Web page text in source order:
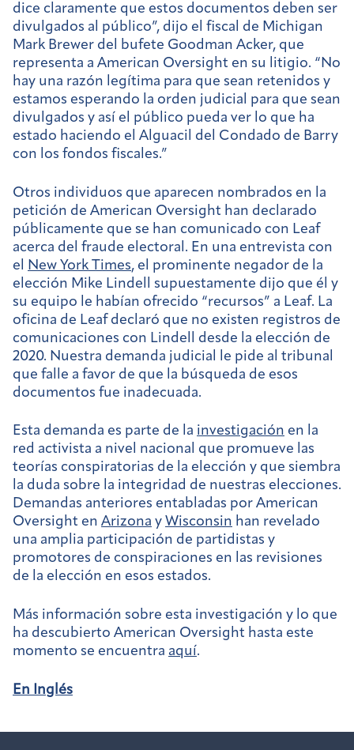
dice claramente que estos documentos deben ser
divulgados al público”, dijo el fiscal de Michigan
Mark Brewer del bufete Goodman Acker, que
representa a American Oversight en su litigio. “No
hay una razón legítima para que sean retenidos y
estamos esperando la orden judicial para que sean
divulgados y así el público pueda ver lo que ha
estado haciendo el Alguacil del Condado de Barry
con los fondos fiscales.”
Otros individuos que aparecen nombrados en la
petición de American Oversight han declarado
públicamente que se han comunicado con Leaf
acerca del fraude electoral. En una entrevista con
el
New York Times, el prominente negador de la
elección Mike Lindell supuestamente dijo que él y
su equipo le habían ofrecido “recursos” a Leaf. La
oficina de Leaf declaró que no existen registros de
comunicaciones con Lindell desde la elección de
2020. Nuestra demanda judicial le pide al tribunal
que falle a favor de que la búsqueda de esos
documentos fue inadecuada.
Esta demanda es parte de la investigación en la
red activista a nivel nacional que promueve las
teorías conspiratorias de la elección y que siembra
la duda sobre la integridad de nuestras elecciones.
Demandas anteriores entabladas por American
Oversight en Arizona y Wisconsin han revelado
una amplia participación de partidistas y
promotores de conspiraciones en las revisiones
de la elección en esos estados.
Más información sobre esta investigación y lo que
ha descubierto American Oversight hasta este
momento se encuentra aquí.
En Inglés